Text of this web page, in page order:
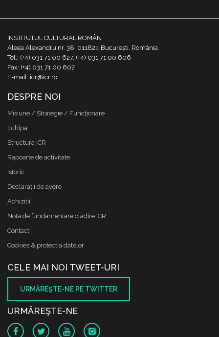
INSTITUTUL CULTURAL ROMÂN
Aleea Alexandru nr. 38, 011824 București, România
Tel.: (+4) 031 71 00 627, (+4) 031 71 00 606
Fax: (+4) 031 71 00 607
E-mail: icr@icr.ro
DESPRE NOI
Misiune / Strategie / Funcţionare
Echipa
Structura ICR
Rapoarte de activitate
Istoric
Declaraţii de avere
Achizitii
Nota de fundamentare cladire ICR
Contact
Cookies & protectia datelor
CELE MAI NOI TWEET-URI
URMĂREŞTE-NE PE TWITTER
URMĂREŞTE-NE